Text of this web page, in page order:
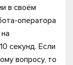
в своём
оператора
секунд. Если
вопросу, то